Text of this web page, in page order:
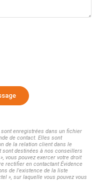
enregistrées dans un fichier
de contact. Elles sont
de la relation client dans le
destinées à nos conseillers
vous pouvez exercer votre droit
rectifier en contactant Évidence
de l'existence de la liste
», sur laquelle vous pouvez vous